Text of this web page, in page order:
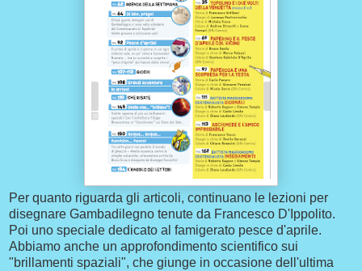
Per quanto riguarda gli articoli, continuano le lezioni per
disegnare Gambadilegno tenute da Francesco D'Ippolito.
Poi uno speciale dedicato al famigerato pesce d'aprile.
Abbiamo anche un approfondimento scientifico sui
"brillamenti spaziali", che giunge in occasione dell'ultima